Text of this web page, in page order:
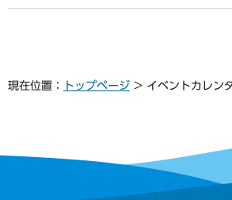
現在位置： トップページ > イベントカレン